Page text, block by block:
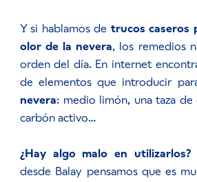
Y si hablamos de trucos caseros
olor de la nevera, los remedios
orden del día. En internet
de elementos que introducir
nevera: medio limón, una taza
carbón activo…
¿Hay algo malo en utilizarlos?
desde Balay pensamos que es